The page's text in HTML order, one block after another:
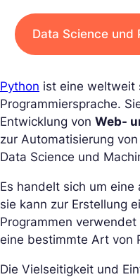
Data Science und
Python ist eine weltweit
Programmiersprache.
Entwicklung von Web-
zur Automatisierung
Data Science und
Es handelt sich um eine
sie kann zur Erstellung
Programmen
eine bestimmte Art von
Die Vielseitigkeit und